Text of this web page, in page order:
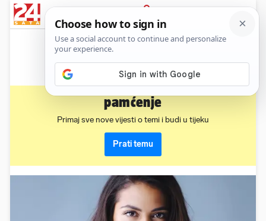
PRIJAVA
News
pamćenje
Primaj sve nove vijesti o temi i budi u tijeku
Prati temu